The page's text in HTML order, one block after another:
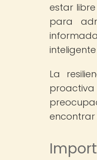
estar
para
La